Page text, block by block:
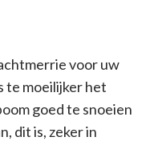
voor uw
te moeilijker het
goed te snoeien
dit is, zeker in